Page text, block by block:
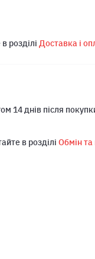
розділі Доставка і
14 днів після
в розділі Обмін